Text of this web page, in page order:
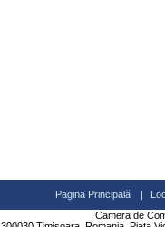
Pagina Principală |
Camera de